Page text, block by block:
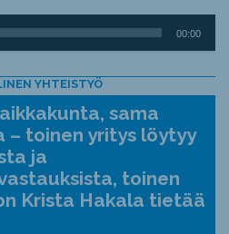
00:00
YHTEISTYÖ
sama
– toinen yritys löytyy
ja
toinen
Krista Hakala tietää